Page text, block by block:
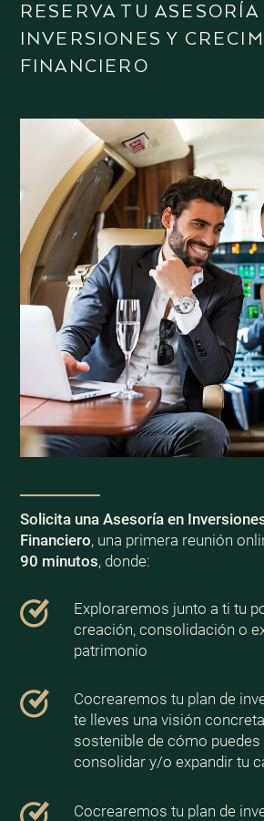
RESERVA TU ASESORÍA
INVERSIONES Y
FINANCIERO
Solicita una Asesoría en
Financiero, una primera reunión
90 minutos, donde:
Exploraremos junto a ti tu
creación, consolidación o
patrimonio
Cocrearemos tu plan de
te lleves una visión
sostenible de cómo puedes
consolidar y/o expandir tu
Cocrearemos tu plan de